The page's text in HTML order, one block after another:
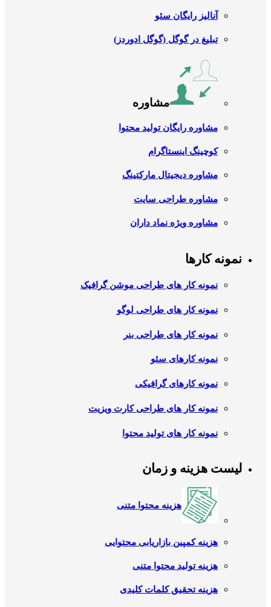
آنالیز رایگان سئو
تبلیغ در گوگل (گوگل ادوردز)
مشاوره
مشاوره رایگان تولید محتوا
کوچینگ اینستاگرام
مشاوره دیجیتال مارکتینگ
مشاوره طراحی سایت
مشاوره ویژه نماد داران
نمونه کارها
نمونه کار های طراحی موشن گرافیک
نمونه کار های طراحی لوگو
نمونه کار های طراحی بنر
نمونه کارهای سئو
نمونه کارهای گرافیکی
نمونه کار های طراحی کارت ویزیت
نمونه کار های تولید محتوا
لیست هزینه و زمان
هزینه محتوا متنی
هزینه کمپین بازاریابی محتوایی
هزینه تولید محتوا متنی
هزینه تحقیق کلمات کلیدی